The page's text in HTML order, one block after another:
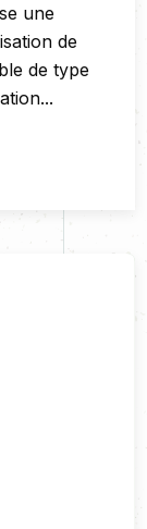
une
de
de type